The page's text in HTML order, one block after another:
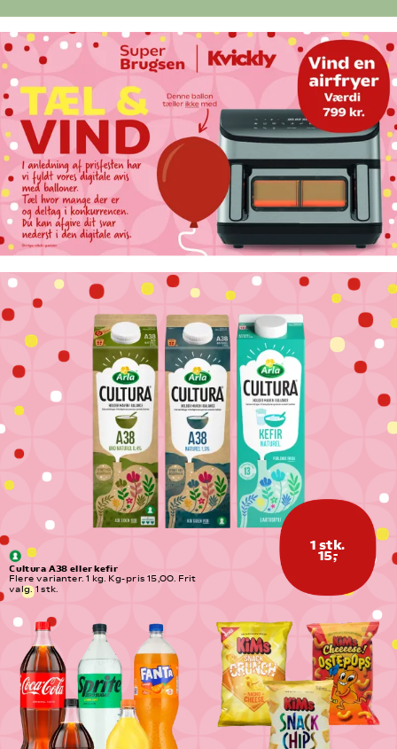
1 stk.
15,-
Cultura A38 eller kefir
Flere varianter. 1 kg. Kg-pris 15,00. Frit
valg. 1 stk.